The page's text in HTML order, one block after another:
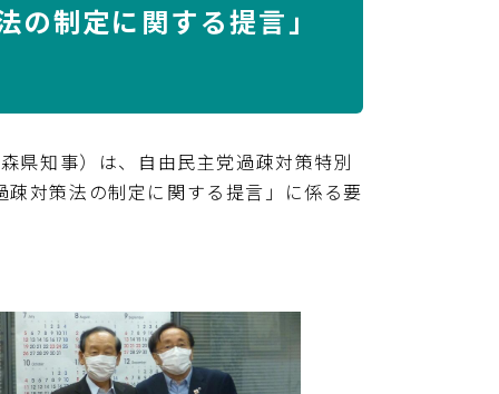
制定に関する提言」
県知事）は、自由民主党過疎対策特別
対策法の制定に関する提言」に係る要